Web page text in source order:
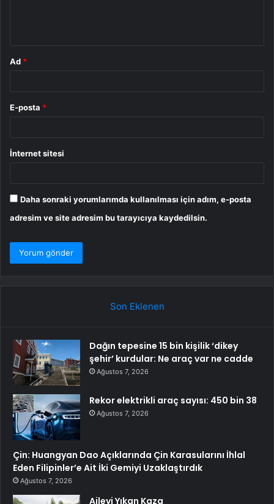
Ad *
E-posta *
İnternet sitesi
Daha sonraki yorumlarımda kullanılması için adım, e-posta
adresim ve site adresim bu tarayıcıya kaydedilsin.
Son Eklenen
Dağın tepesine 15 bin kişilik ‘dikey
şehir’ kurdular: Ne araç var ne cadde
Ağustos 7, 2026
Rekor elektrikli araç sayısı: 450 bin 38
Ağustos 7, 2026
Çin: Huangyan Dao Açıklarında Çin Karasularını İhlal
Eden Filipinler’e Ait İki Gemiyi Uzaklaştırdık
Ağustos 7, 2026
Aileyi Yıkan Kaza